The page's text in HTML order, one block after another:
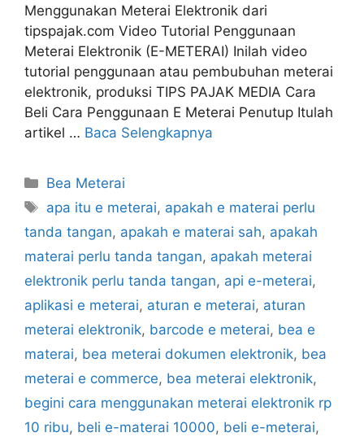
Menggunakan Meterai Elektronik dari
tipspajak.com Video Tutorial Penggunaan
Meterai Elektronik (E-METERAI) Inilah video
tutorial penggunaan atau pembubuhan meterai
elektronik, produksi TIPS PAJAK MEDIA Cara
Beli Cara Penggunaan E Meterai Penutup Itulah
artikel … Baca Selengkapnya
Kategori
Bea Meterai
Tag
apa itu e meterai, apakah e materai perlu
tanda tangan, apakah e materai sah, apakah
materai perlu tanda tangan, apakah meterai
elektronik perlu tanda tangan, api e-meterai,
aplikasi e meterai, aturan e meterai, aturan
meterai elektronik, barcode e meterai, bea e
materai, bea meterai dokumen elektronik, bea
meterai e commerce, bea meterai elektronik,
begini cara menggunakan meterai elektronik rp
10 ribu, beli e-materai 10000, beli e-meterai,